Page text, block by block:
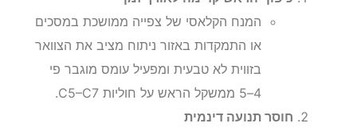
המנח הקלאסי של צפייה ממושכת במסכים
או התמקדות באזור ניתוח מציב את הצוואר
בזווית לא טבעית ומפעיל עומס מוגבר פי
4–5 ממשקל הראש על חוליות C5–C7.
חוסר תנועה דינמית